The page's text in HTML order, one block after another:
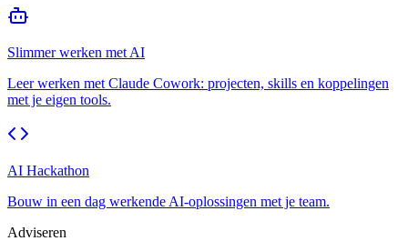
Slimmer werken met AI
Leer werken met Claude Cowork: projecten, skills en koppelingen
met je eigen tools.
AI Hackathon
Bouw in een dag werkende AI-oplossingen met je team.
Adviseren